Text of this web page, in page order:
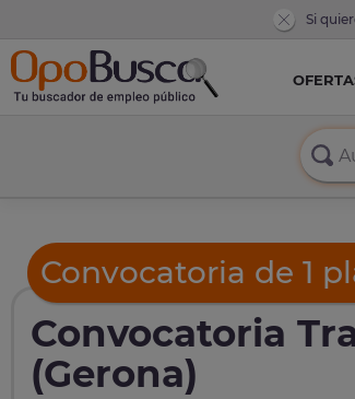
Si
Convocatoria de 1
Convocatoria
(Gerona)